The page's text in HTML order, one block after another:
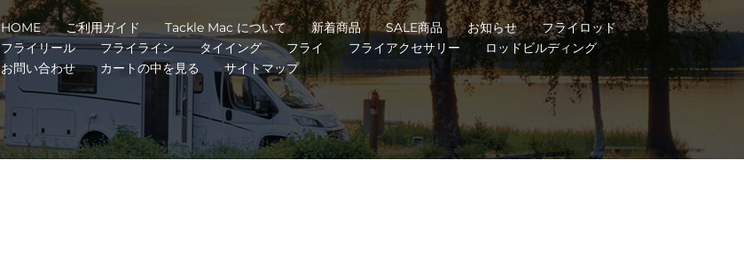
HOME ご利用ガイド Tackle Mac について 新着商品 SALE商品 お知らせ
フライロッド
フライリール
フライライン タイイング フライ フライアクセサリー
ロッドビルディング
お問い合わせ
カートの中を見る サイトマップ